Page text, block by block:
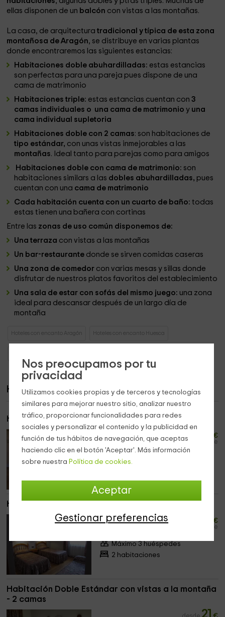
Nos preocupamos por tu
privacidad
Utilizamos cookies propias y de terceros y tecnologías
similares para mejorar nuestro sitio, analizar nuestro
tráfico, proporcionar funcionalidades para redes
sociales y personalizar el contenido y la publicidad en
función de tus hábitos de navegación, que aceptas
haciendo clic en el botón 'Aceptar'. Más información
sobre nuestra Política de cookies.
Aceptar
Gestionar preferencias
ellas disponen de un balcón con vistas a las montañas.
La casa, de arquitectura tradicional y típica de esta zona
montañosa de Aragón, se distribuye en varias plantas
donde encontraremos las siguientes estancias:
Habitaciones doble abuhardilladas: estas estancias
son perfectas para una pareja pues dispone de una
cama de matrimonio
Habitaciones triple: estas estancias cuentan con 3
camas individuales o una cama de matrimonio y una
cama individual supletoria
Habitaciones doble con 2 camas: son habitaciones de
tipo estándar, con unas vistas inmejorables a las
montañas. Ideal tanto para parejas como para amigos
Habitaciones doble con cama de matrimonio: son
habitaciones similars a las dobles abuhardilladas, pues
cuentan con una cama de matrimonio
Cada habitación cuenta con un cuarto de baño: todas
estas tienen una bañera con cortinas
Entre las zonas de uso común disponemos de:
Una terraza con vistas a las montañas
Un bar-restaurante donde se sirven comidas caseras
Una zona de comedor con varias mesas y sillas donde
disfrutar de nuestros platos favoritos del establecimiento
Una sala de estar con sofás del mismo juego: una zona
ideal para descansar después de un largo día de
montaña
Hoteles con encanto Aragón Hoteles con encanto Huesca
Habitaciones
Habitación Doble - Ático
desde
€
persona y noche
Máximo 2 huéspedes
Habitación Triple
€
persona y noche
Máximo 3 huéspedes
2 habitaciones
Habitación Doble Estándar con vistas a la montaña
- 2 camas
21